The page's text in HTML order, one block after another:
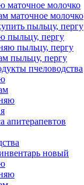
маточное молочко
маточное молочко
пыльцу, пергу
пыльцу, пергу
пыльцу, пергу
пыльцу, пергу
пчеловодства
апитерапевтов
новый